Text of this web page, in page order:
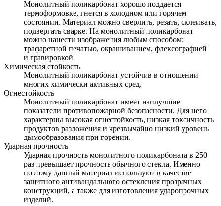
Монолитный поликарбонат хорошо поддается
термоформовке, гнется в холодном или горячем
состоянии. Материал можно сверлить, резать, склеивать,
подвергать сварке. На монолитный поликарбонат
можно нанести изображения любым способом:
трафаретной печатью, окрашиванием, флексографией
и гравировкой.
Химическая стойкость
Монолитный поликарбонат устойчив в отношении
многих химически активных сред.
Огнестойкость
Монолитный поликарбонат имеет наилучшие
показатели противопожарной безопасности. Для него
характерны высокая огнестойкость, низкая токсичность
продуктов разложения и чрезвычайно низкий уровень
дымообразования при горении.
Ударная прочность
Ударная прочность монолитного поликарбоната в 250
раз превышает прочность обычного стекла. Именно
поэтому данный материал используют в качестве
защитного антивандального остекления прозрачных
конструкций, а также для изготовления ударопрочных
изделий.